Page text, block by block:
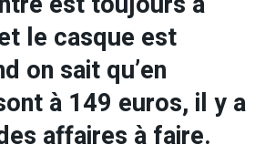
le casque est
on sait qu’en
à 149 euros, il y a
affaires à faire.